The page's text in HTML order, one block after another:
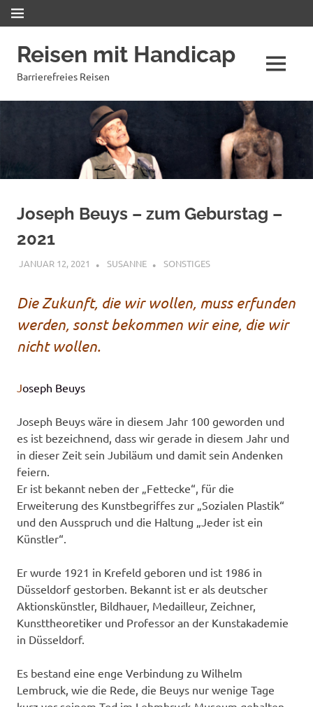
Zum
InhaltMENÜ
Reisen mit Handicap
Barrierefreies Reisen MENÜ
Joseph Beuys – zum Geburstag –
2021
JANUAR 12, 2021 SUSANNE SONSTIGES
Die Zukunft, die wir wollen, muss erfunden
werden, sonst bekommen wir eine, die wir
nicht wollen.
Joseph Beuys
Joseph Beuys wäre in diesem Jahr 100 geworden und
es ist bezeichnend, dass wir gerade in diesem Jahr und
in dieser Zeit sein Jubiläum und damit sein Andenken
feiern.
Er ist bekannt neben der „Fettecke“, für die
Erweiterung des Kunstbegriffes zur „Sozialen Plastik“
und den Ausspruch und die Haltung „Jeder ist ein
Künstler“.
Er wurde 1921 in Krefeld geboren und ist 1986 in
Düsseldorf gestorben. Bekannt ist er als deutscher
Aktionskünstler, Bildhauer, Medailleur, Zeichner,
Kunsttheoretiker und Professor an der Kunstakademie
in Düsseldorf.
Es bestand eine enge Verbindung zu Wilhelm
Lembruck, wie die Rede, die Beuys nur wenige Tage